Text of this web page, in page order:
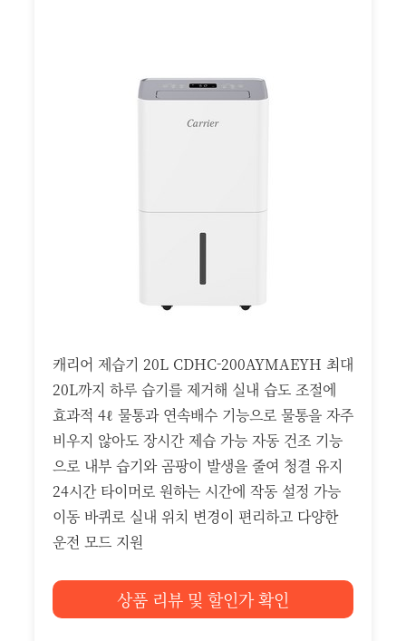
캐리어 제습기 20L CDHC-200AYMAEYH 최대
20L까지 하루 습기를 제거해 실내 습도 조절에
효과적 4ℓ 물통과 연속배수 기능으로 물통을 자주
비우지 않아도 장시간 제습 가능 자동 건조 기능
으로 내부 습기와 곰팡이 발생을 줄여 청결 유지
24시간 타이머로 원하는 시간에 작동 설정 가능
이동 바퀴로 실내 위치 변경이 편리하고 다양한
운전 모드 지원
상품 리뷰 및 할인가 확인